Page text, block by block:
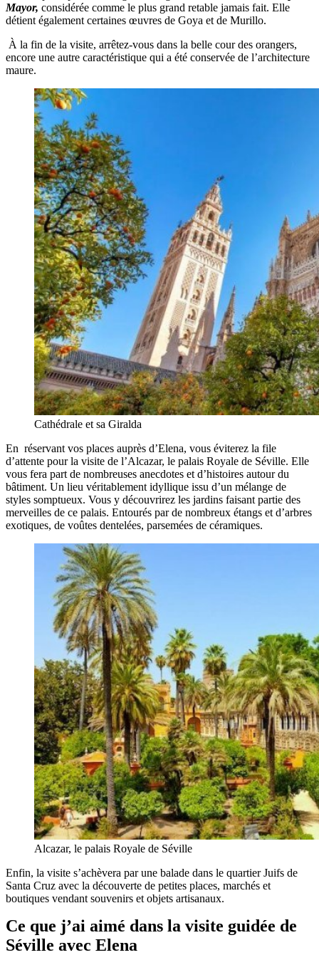
Mayor, considérée comme le plus grand retable jamais fait. Elle
détient également certaines œuvres de Goya et de Murillo.
À la fin de la visite, arrêtez-vous dans la belle cour des orangers,
encore une autre caractéristique qui a été conservée de l’architecture
maure.
Cathédrale et sa Giralda
En réservant vos places auprès d’Elena, vous éviterez la file
d’attente pour la visite de l’Alcazar, le palais Royale de Séville. Elle
vous fera part de nombreuses anecdotes et d’histoires autour du
bâtiment. Un lieu véritablement idyllique issu d’un mélange de
styles somptueux. Vous y découvrirez les jardins faisant partie des
merveilles de ce palais. Entourés par de nombreux étangs et d’arbres
exotiques, de voûtes dentelées, parsemées de céramiques.
Alcazar, le palais Royale de Séville
Enfin, la visite s’achèvera par une balade dans le quartier Juifs de
Santa Cruz avec la découverte de petites places, marchés et
boutiques vendant souvenirs et objets artisanaux.
Ce que j’ai aimé dans la visite guidée de
Séville avec Elena